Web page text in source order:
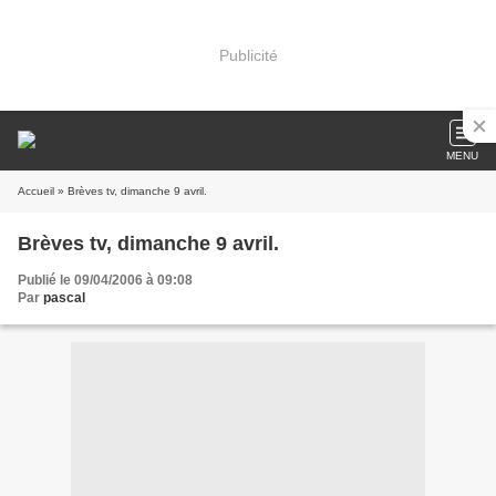
Publicité
MENU
Accueil » Brèves tv, dimanche 9 avril.
Brèves tv, dimanche 9 avril.
Publié le 09/04/2006 à 09:08
Par pascal